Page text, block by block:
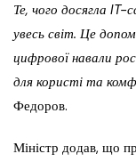
Те, чого досягла
увесь світ. Це
цифрової навали
для користі та
Федоров.
Міністр додав, що